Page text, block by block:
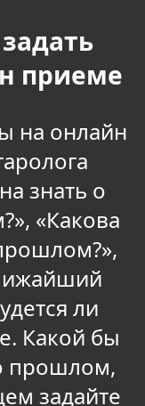
приеме
на онлайн
знать о
«Какова
ли
Какой бы
прошлом,
задайте